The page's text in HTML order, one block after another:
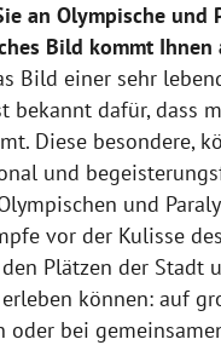
an Olympische und
Bild kommt
Bild einer sehr
bekannt dafür, dass
Diese besondere,
und
und
vor der Kulisse
Plätzen der Stadt
können: auf
bei